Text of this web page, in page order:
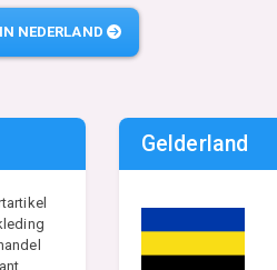
NEDERLAND
Gelderland